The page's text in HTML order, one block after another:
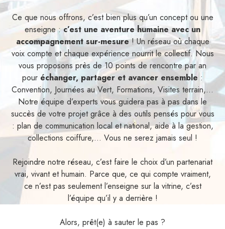
Ce que nous offrons, c’est bien plus qu’un concept ou une
enseigne :c’est une aventure humaine avec un
accompagnement sur-mesure! Un réseau où chaque
voix compte et chaque expérience nourrit le collectif. Nous
vous proposons près de 10 points de rencontre par an
pour échanger, partager et avancer ensemble :
Convention, Journées au Vert, Formations, Visites terrain,...
Notre équipe d’experts vous guidera pas à pas dans le
succès de votre projet grâce à des outils pensés pour vous
: plan de communication local et national, aide à la gestion,
collections coiffure,... Vous ne serez jamais seul !
Rejoindre notre réseau, c’est faire le choix d’un partenariat
vrai, vivant et humain. Parce que, ce qui compte vraiment,
ce n’est pas seulement l’enseigne sur la vitrine, c’est
l’équipe qu’il y a derrière !
Alors, prêt(e) à sauter le pas ?